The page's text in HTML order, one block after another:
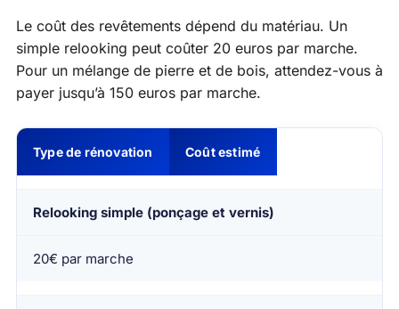
Le coût des revêtements dépend du matériau. Un
simple relooking peut coûter 20 euros par marche.
Pour un mélange de pierre et de bois, attendez-vous à
payer jusqu’à 150 euros par marche.
Type de rénovation Coût estimé
Relooking simple (ponçage et vernis)
20€ par marche